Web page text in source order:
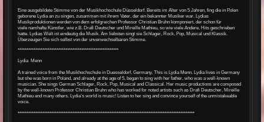
Eine ausgebildete Stimme von der Musikhochschule Düsseldorf. Bereits im Alter von 5 Jahren, fing die in Polen
geborene Lydia an zu singen, zusammen mit ihrem Vater, der ein bekannter Musiker war. Lydias
Musikproduktionen werden von dem erfolgreichen Professor Christian Bruhn komponiert, der schon für
viele namhafte Künstler, wie z.B. Drafi Deutscher und Mireille Mathieu, so wie viele Andere, Hits geschrieben
hatte. Lydias Welt ist eindeutig die Musik. Am liebsten singt sie Schlager, Rock, Pop, Musical und Klassik.
Überzeugen Sie sich selbst von der unverwechselbaren Stimme.
*********************************************************
Lydia Menn
A trained voice from the Musikhochschule in Duesseldorf, Germany. This is Lydia Menn. Lydia lives in Germany
but she was born in Poland, and already at the age of 5, began to sing with her father, who was a well-known
musician. She sings German Schlager, Rock, Pop, Musical and Classical. Her music productions are composed
by the well-known Professor Christian Bruhn who has worked for noted artists such as Drafi Deutscher, Mireille
Mathieu and many others. Lydia’s world is music! Listen to her sing and convince yourself of the unmistakeable
voice.
****************************************************************************************************